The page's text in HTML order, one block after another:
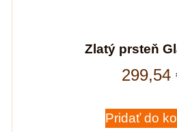
Zlatý prsteň
299,54
Pridať do